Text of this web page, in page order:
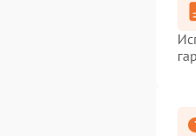
Неисправность